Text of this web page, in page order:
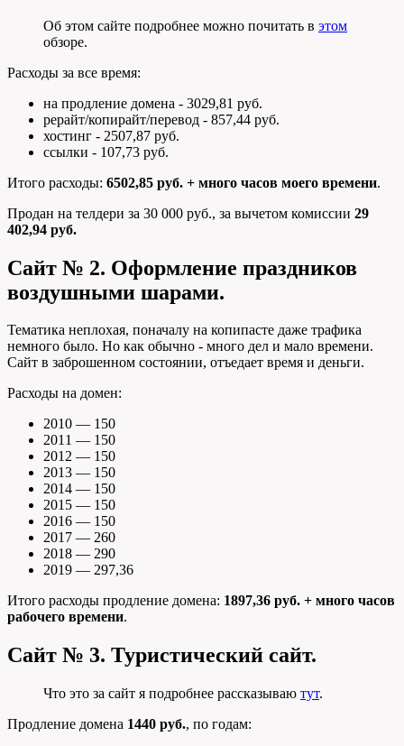
Об этом сайте подробнее можно почитать в этом
обзоре.
Расходы за все время:
на продление домена - 3029,81 руб.
рерайт/копирайт/перевод - 857,44 руб.
хостинг - 2507,87 руб.
ссылки - 107,73 руб.
Итого расходы: 6502,85 руб. + много часов моего времени.
Продан на телдери за 30 000 руб., за вычетом комиссии 29
402,94 руб.
Сайт № 2. Оформление праздников
воздушными шарами.
Тематика неплохая, поначалу на копипасте даже трафика
немного было. Но как обычно - много дел и мало времени.
Сайт в заброшенном состоянии, отъедает время и деньги.
Расходы на домен:
2010 — 150
2011 — 150
2012 — 150
2013 — 150
2014 — 150
2015 — 150
2016 — 150
2017 — 260
2018 — 290
2019 — 297,36
Итого расходы продление домена: 1897,36 руб. + много часов
рабочего времени.
Сайт № 3. Туристический сайт.
Что это за сайт я подробнее рассказываю тут.
Продление домена 1440 руб., по годам: